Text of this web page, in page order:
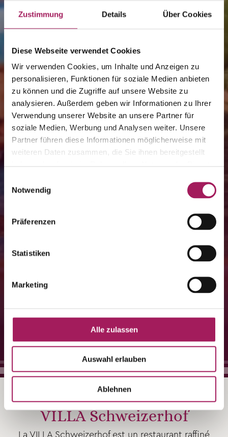
Zustimmung Details Über Cookies
Diese Webseite verwendet Cookies
Wir verwenden Cookies, um Inhalte und Anzeigen zu
personalisieren, Funktionen für soziale Medien anbieten
zu können und die Zugriffe auf unsere Website zu
analysieren. Außerdem geben wir Informationen zu Ihrer
Verwendung unserer Website an unsere Partner für
soziale Medien, Werbung und Analysen weiter. Unsere
Partner führen diese Informationen möglicherweise mit
weiteren Daten zusammen, die Sie ihnen bereitgestellt
Notwendig
Präferenzen
Statistiken
Marketing
Alle zulassen
Auswahl erlauben
Ablehnen
Le restaurant à Lucerne
avec terrasse au bord du lac.
VILLA Schweizerhof
La VILLA Schweizerhof est un restaurant raffiné